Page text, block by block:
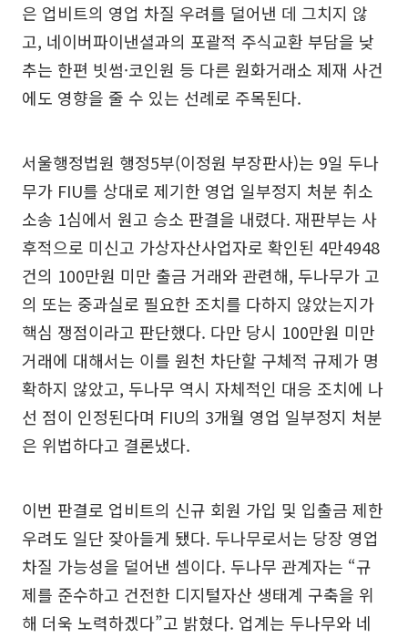
은 업비트의 영업 차질 우려를 덜어낸 데 그치지 않
고, 네이버파이낸셜과의 포괄적 주식교환 부담을 낮
추는 한편 빗썸·코인원 등 다른 원화거래소 제재 사건
에도 영향을 줄 수 있는 선례로 주목된다.
서울행정법원 행정5부(이정원 부장판사)는 9일 두나
무가 FIU를 상대로 제기한 영업 일부정지 처분 취소
소송 1심에서 원고 승소 판결을 내렸다. 재판부는 사
후적으로 미신고 가상자산사업자로 확인된 4만4948
건의 100만원 미만 출금 거래와 관련해, 두나무가 고
의 또는 중과실로 필요한 조치를 다하지 않았는지가
핵심 쟁점이라고 판단했다. 다만 당시 100만원 미만
거래에 대해서는 이를 원천 차단할 구체적 규제가 명
확하지 않았고, 두나무 역시 자체적인 대응 조치에 나
선 점이 인정된다며 FIU의 3개월 영업 일부정지 처분
은 위법하다고 결론냈다.
이번 판결로 업비트의 신규 회원 가입 및 입출금 제한
우려도 일단 잦아들게 됐다. 두나무로서는 당장 영업
차질 가능성을 덜어낸 셈이다. 두나무 관계자는 “규
제를 준수하고 건전한 디지털자산 생태계 구축을 위
해 더욱 노력하겠다”고 밝혔다. 업계는 두나무와 네